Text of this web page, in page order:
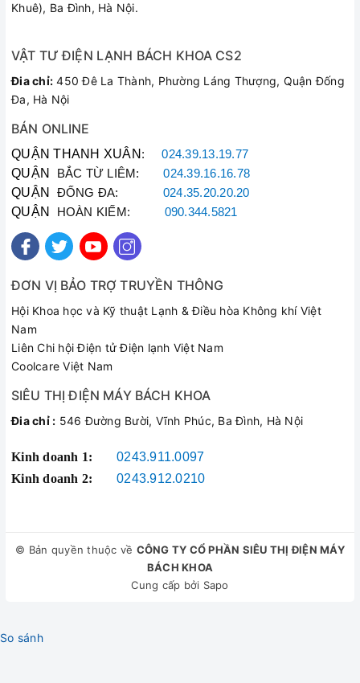
Khuê), Ba Đình, Hà Nội.
VẬT TƯ ĐIỆN LẠNH BÁCH KHOA CS2
Đia chỉ: 450 Đê La Thành, Phường Láng Thượng, Quận Đống
Đa, Hà Nội
BÁN ONLINE
QUẬN THANH XUÂN :024.39.13.19.77
QUẬN BẮC TỪ LIÊM:024.39.16.16.78
QUẬN ĐỐNG ĐA: 024.35.20.20.20
QUẬN HOÀN KIẾM: 090.344.5821
ĐƠN VỊ BẢO TRỢ TRUYỀN THÔNG
Hội Khoa học và Kỹ thuật Lạnh & Điều hòa Không khí Việt
Nam
Liên Chi hội Điện tử Điện lạnh Việt Nam
Coolcare Việt Nam
SIÊU THỊ ĐIỆN MÁY BÁCH KHOA
Đia chỉ : 546 Đường Bười, Vĩnh Phúc, Ba Đình, Hà Nội
Kinh doanh 1:
0243.911.0097
Kinh doanh 2:
0243.912.0210
© Bản quyền thuộc về CÔNG TY CỔ PHẦN SIÊU THỊ ĐIỆN MÁY
BÁCH KHOA
Cung cấp bởi Sapo
So sánh